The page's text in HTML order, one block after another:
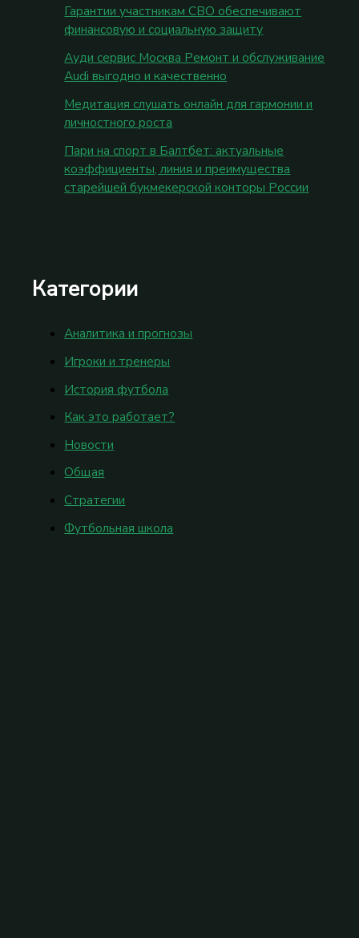
Гарантии участникам СВО обеспечивают
финансовую и социальную защиту
Ауди сервис Москва Ремонт и обслуживание
Audi выгодно и качественно
Медитация слушать онлайн для гармонии и
личностного роста
Пари на спорт в Балтбет: актуальные
коэффициенты, линия и преимущества
старейшей букмекерской конторы России
Категории
Аналитика и прогнозы
Игроки и тренеры
История футбола
Как это работает?
Новости
Общая
Стратегии
Футбольная школа